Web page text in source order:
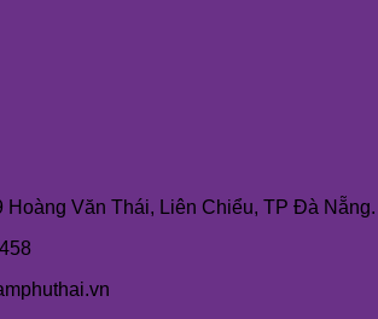
Hoàng Văn Thái, Liên Chiểu, TP Đà Nẵng.